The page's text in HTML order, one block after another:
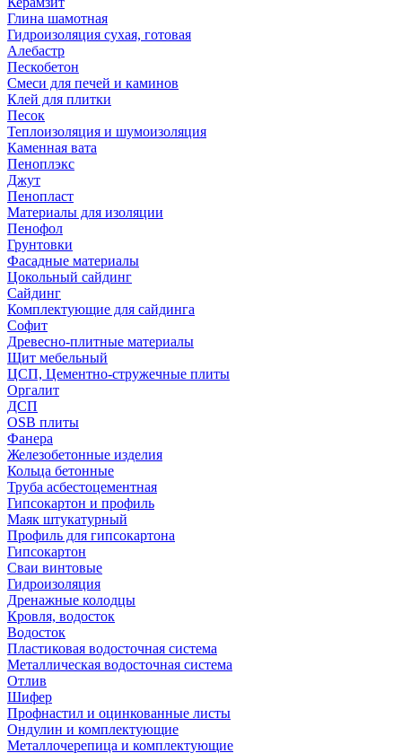
Глина шамотная
Гидроизоляция сухая, готовая
Алебастр
Пескобетон
Смеси для печей и каминов
Клей для плитки
Песок
Теплоизоляция и шумоизоляция
Каменная вата
Пеноплэкс
Джут
Пенопласт
Материалы для изоляции
Пенофол
Грунтовки
Фасадные материалы
Цокольный сайдинг
Сайдинг
Комплектующие для сайдинга
Софит
Древесно-плитные материалы
Щит мебельный
ЦСП, Цементно-стружечные плиты
Оргалит
ДСП
OSB плиты
Фанера
Железобетонные изделия
Кольца бетонные
Труба асбестоцементная
Гипсокартон и профиль
Маяк штукатурный
Профиль для гипсокартона
Гипсокартон
Сваи винтовые
Гидроизоляция
Дренажные колодцы
Кровля, водосток
Водосток
Пластиковая водосточная система
Металлическая водосточная система
Отлив
Шифер
Профнастил и оцинкованные листы
Ондулин и комплектующие
Металлочерепица и комплектующие